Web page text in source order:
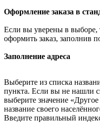
Оформление заказа в
Если вы уверены в выборе,
оформить заказ, заполнив
Заполнение адреса
Выберите из списка
пункта. Если вы не нашли
выберите значение
название своего
Введите правильный